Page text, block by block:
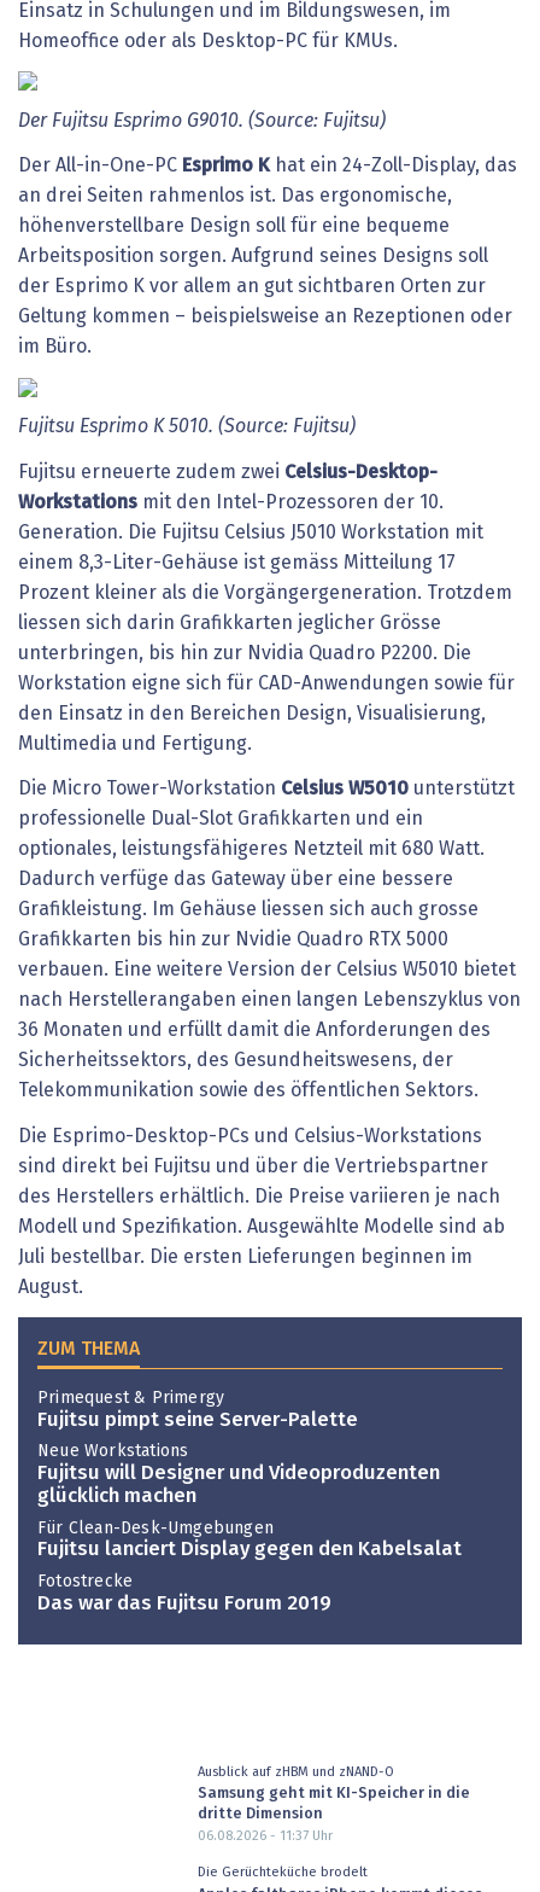
Einsatz in Schulungen und im Bildungswesen, im
Homeoffice oder als Desktop-PC für KMUs.
Der Fujitsu Esprimo G9010. (Source: Fujitsu)
Der All-in-One-PC Esprimo K hat ein 24-Zoll-Display, das
an drei Seiten rahmenlos ist. Das ergonomische,
höhenverstellbare Design soll für eine bequeme
Arbeitsposition sorgen. Aufgrund seines Designs soll
der Esprimo K vor allem an gut sichtbaren Orten zur
Geltung kommen – beispielsweise an Rezeptionen oder
im Büro.
Fujitsu Esprimo K 5010. (Source: Fujitsu)
Fujitsu erneuerte zudem zwei Celsius-Desktop-
Workstations mit den Intel-Prozessoren der 10.
Generation. Die Fujitsu Celsius J5010 Workstation mit
einem 8,3-Liter-Gehäuse ist gemäss Mitteilung 17
Prozent kleiner als die Vorgängergeneration. Trotzdem
liessen sich darin Grafikkarten jeglicher Grösse
unterbringen, bis hin zur Nvidia Quadro P2200. Die
Workstation eigne sich für CAD-Anwendungen sowie für
den Einsatz in den Bereichen Design, Visualisierung,
Multimedia und Fertigung.
Die Micro Tower-Workstation Celsius W5010 unterstützt
professionelle Dual-Slot Grafikkarten und ein
optionales, leistungsfähigeres Netzteil mit 680 Watt.
Dadurch verfüge das Gateway über eine bessere
Grafikleistung. Im Gehäuse liessen sich auch grosse
Grafikkarten bis hin zur Nvidie Quadro RTX 5000
verbauen. Eine weitere Version der Celsius W5010 bietet
nach Herstellerangaben einen langen Lebenszyklus von
36 Monaten und erfüllt damit die Anforderungen des
Sicherheitssektors, des Gesundheitswesens, der
Telekommunikation sowie des öffentlichen Sektors.
Die Esprimo-Desktop-PCs und Celsius-Workstations
sind direkt bei Fujitsu und über die Vertriebspartner
des Herstellers erhältlich. Die Preise variieren je nach
Modell und Spezifikation. Ausgewählte Modelle sind ab
Juli bestellbar. Die ersten Lieferungen beginnen im
August.
ZUM THEMA
Primequest & Primergy
Fujitsu pimpt seine Server-Palette
Neue Workstations
Fujitsu will Designer und Videoproduzenten
glücklich machen
Für Clean-Desk-Umgebungen
Fujitsu lanciert Display gegen den Kabelsalat
Fotostrecke
Das war das Fujitsu Forum 2019
Ausblick auf zHBM und zNAND-O
Samsung geht mit KI-Speicher in die
dritte Dimension
06.08.2026 - 11:37Uhr
Die Gerüchteküche brodelt